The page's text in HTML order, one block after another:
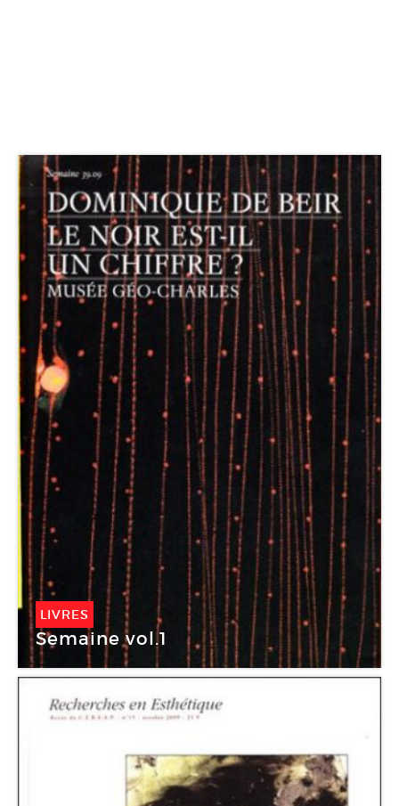
LIVRES
Semaine vol.1